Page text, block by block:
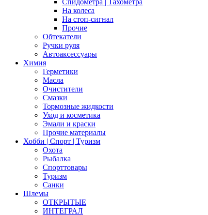
Спидометра | Тахометра
На колеса
На стоп-сигнал
Прочие
Обтекатели
Ручки руля
Автоаксессуары
Химия
Герметики
Масла
Очистители
Смазки
Тормозные жидкости
Уход и косметика
Эмали и краски
Прочие материалы
Хобби | Cпорт | Туризм
Охота
Рыбалка
Спорттовары
Туризм
Санки
Шлемы
ОТКРЫТЫЕ
ИНТЕГРАЛ